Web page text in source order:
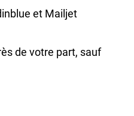
et Mailjet
de votre part, sauf